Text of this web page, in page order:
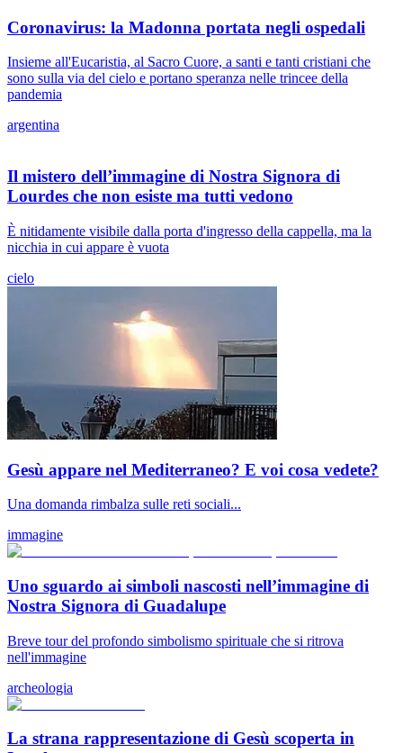
Coronavirus: la Madonna portata negli ospedali
Insieme all'Eucaristia, al Sacro Cuore, a santi e tanti cristiani che
sono sulla via del cielo e portano speranza nelle trincee della
pandemia
argentina
Il mistero dell’immagine di Nostra Signora di
Lourdes che non esiste ma tutti vedono
È nitidamente visibile dalla porta d'ingresso della cappella, ma la
nicchia in cui appare è vuota
cielo
Gesù appare nel Mediterraneo? E voi cosa vedete?
Una domanda rimbalza sulle reti sociali...
immagine
Uno sguardo ai simboli nascosti nell’immagine di
Nostra Signora di Guadalupe
Breve tour del profondo simbolismo spirituale che si ritrova
nell'immagine
archeologia
La strana rappresentazione di Gesù scoperta in